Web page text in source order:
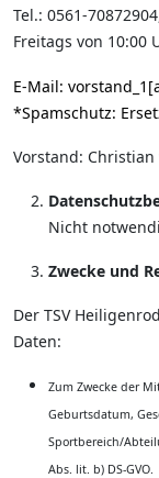
Tel.: 0561-
Freitags von 10:00
E-Mail:
*Spamschutz:
Vorstand:
Nicht
Zwecke und
Der TSV
Daten:
Zum Zwecke der
Geburtsdatum,
Sportbereich/
Abs. lit. b) DS-GVO.